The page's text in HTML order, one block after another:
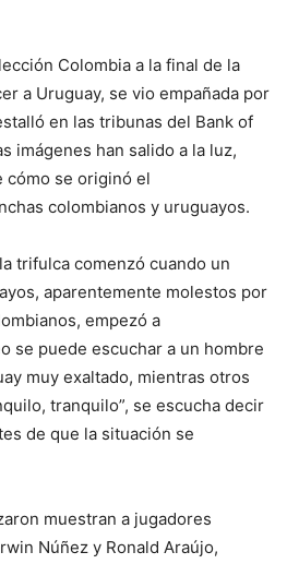
Colombia a la final de la
a Uruguay, se vio empañada por
en las tribunas del Bank of
imágenes han salido a la luz,
cómo se originó el
colombianos y uruguayos.
trifulca comenzó cuando un
aparentemente molestos por
empezó a
se puede escuchar a un hombre
muy exaltado, mientras otros
tranquilo”, se escucha decir
de que la situación se
muestran a jugadores
Núñez y Ronald Araújo,